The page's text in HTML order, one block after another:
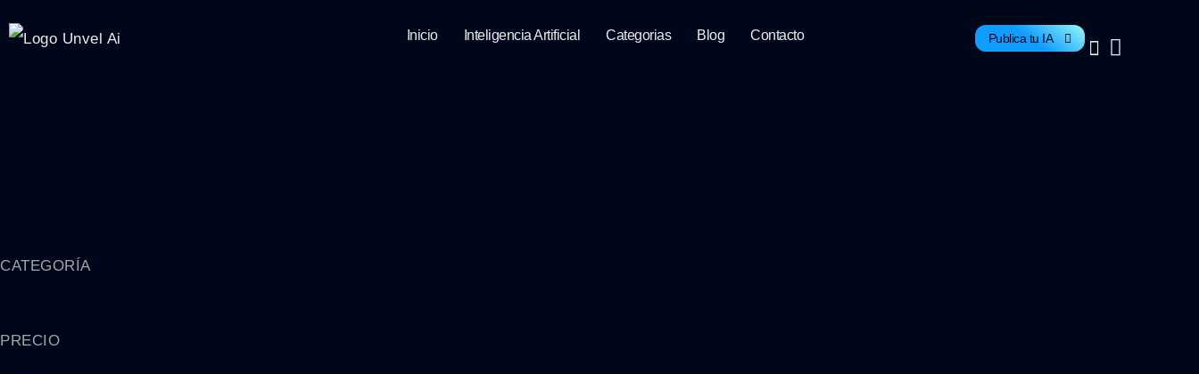
Inicio Inteligencia Artificial Categorias Blog Contacto Publica tu IA
CATEGORÍA
PRECIO